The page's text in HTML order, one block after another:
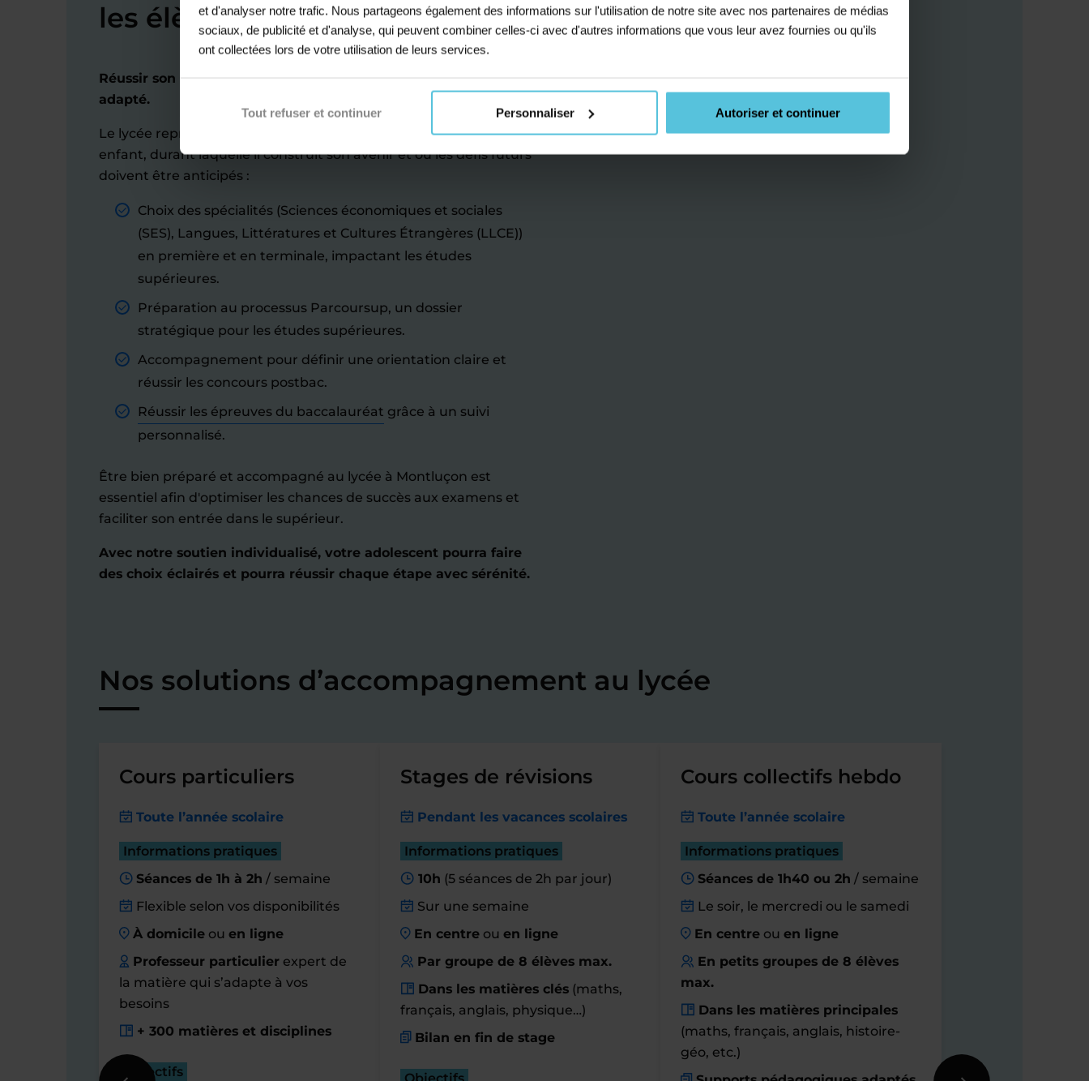
et d'analyser notre trafic. Nous partageons également des informations sur l'utilisation de notre site avec nos partenaires de médias
sociaux, de publicité et d'analyse, qui peuvent combiner celles-ci avec d'autres informations que vous leur avez fournies ou qu'ils
ont collectées lors de votre utilisation de leurs services.
Tout refuser et continuer Personnaliser Autoriser et continuer
les élèves de lycée
Réussir son orientation au lycée grâce à un accompagnement
adapté.
Le lycée représente une phase cruciale de la scolarité de votre
enfant, durant laquelle il construit son avenir et où les défis futurs
doivent être anticipés :
Choix des spécialités (Sciences économiques et sociales
(SES), Langues, Littératures et Cultures Étrangères (LLCE))
en première et en terminale, impactant les études
supérieures.
Préparation au processus Parcoursup, un dossier
stratégique pour les études supérieures.
Accompagnement pour définir une orientation claire et
réussir les concours postbac.
Réussir les épreuves du baccalauréat grâce à un suivi
personnalisé.
Être bien préparé et accompagné au lycée à Montluçon est
essentiel afin d'optimiser les chances de succès aux examens et
faciliter son entrée dans le supérieur.
Avec notre soutien individualisé, votre adolescent pourra faire
des choix éclairés et pourra réussir chaque étape avec sérénité.
Nos solutions d’accompagnement au lycée
Cours particuliers
Toute l’année scolaire
Informations pratiques
Séances de 1h à 2h / semaine
Flexible selon vos disponibilités
À domicileou en ligne
Professeur particulier expert de
la matière qui s’adapte à vos
besoins
+ 300 matières et disciplines
Objectifs
Stages de révisions
Pendant les vacances scolaires
Informations pratiques
10h (5 séances de 2h par jour)
Sur une semaine
En centreou en ligne
Par groupe de 8 élèves max.
Dans les matières clés(maths,
français, anglais, physique…)
Bilan en fin de stage
Cours collectifs hebdo
Toute l’année scolaire
Informations pratiques
Séances de 1h40 ou 2h / semaine
Le soir, le mercredi ou le samedi
En centre ouen ligne
En petits groupes de 8 élèves
max.
Dans les matières principales
(maths, français, anglais, histoire-
géo, etc.)